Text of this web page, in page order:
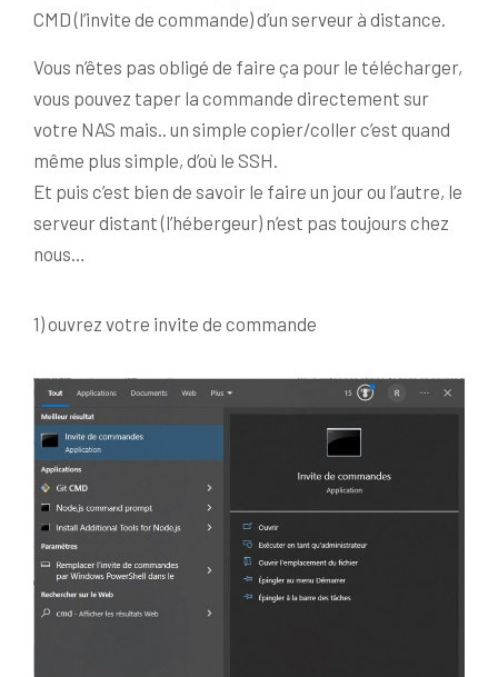
CMD (l’invite de commande) d’un serveur à distance.
Vous n’êtes pas obligé de faire ça pour le télécharger,
vous pouvez taper la commande directement sur
votre NAS mais.. un simple copier/coller c’est quand
même plus simple, d’où le SSH.
Et puis c’est bien de savoir le faire un jour ou l’autre, le
serveur distant (l’hébergeur) n’est pas toujours chez
nous…
1) ouvrez votre invite de commande